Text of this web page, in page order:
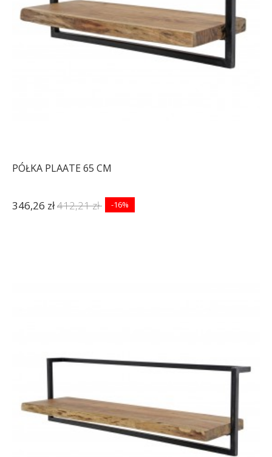
PÓŁKA PLAATE 65 CM
346,26 zł412,21 zł -16%